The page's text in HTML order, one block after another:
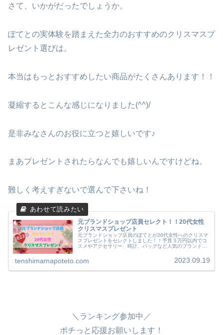
さて、いかがだったでしょうか。
ぽてとの実体験を踏まえた全力のおすすめのクリスマスプ
レゼント選びは。
本当はもっとおすすめしたい商品がたくさんあります！！
凝縮するとこんな感じになりました(^^)/
是非みなさんのお役に立つと嬉しいです♪
まあプレゼントされたらなんでも嬉しいんですけどね。
難しく考えすぎないで選んで下さいね！
元ブランドショップ店員セレクト！！20代女性
クリスマスプレゼント
元ブランドショップ店員のぽてとが20代女性へのクリスマ
スプレゼントをセレクトしました！！予算３万円以内でコ
スメやアクセサリー、時計、バッグなど人気のブランドで
tenshimamapoteto.com 2023.09.19
＼ランキング参加中／
ポチっと応援お願いします！